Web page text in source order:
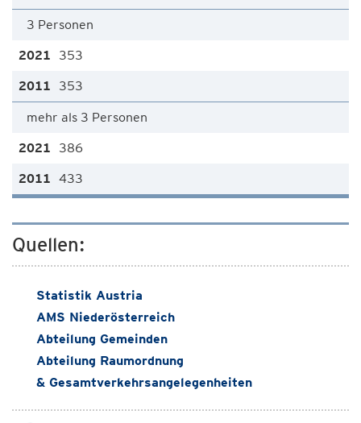
3 Personen
353
353
mehr als 3 Personen
386
433
Quellen:
Statistik Austria
AMS Niederösterreich
Abteilung Gemeinden
Abteilung Raumordnung
& Gesamtverkehrsangelegenheiten